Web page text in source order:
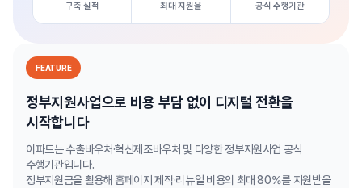
FEATURE
정부지원사업으로 비용 부담 없이 디지털 전환을
시작합니다
이파트는 수출바우처·혁신제조바우처 및 다양한 정부지원사업 공식
수행기관입니다.
정부지원금을 활용해 홈페이지 제작·리뉴얼 비용의 최대 80%를 지원받을
구축 실적 최대 지원율 공식 수행기관